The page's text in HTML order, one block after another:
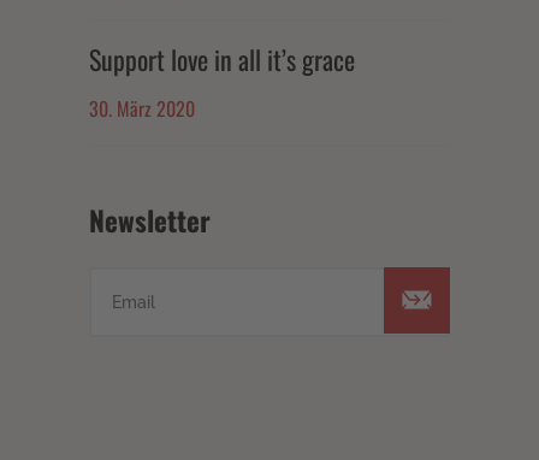
Support love in all it’s grace
30. März 2020
Newsletter
